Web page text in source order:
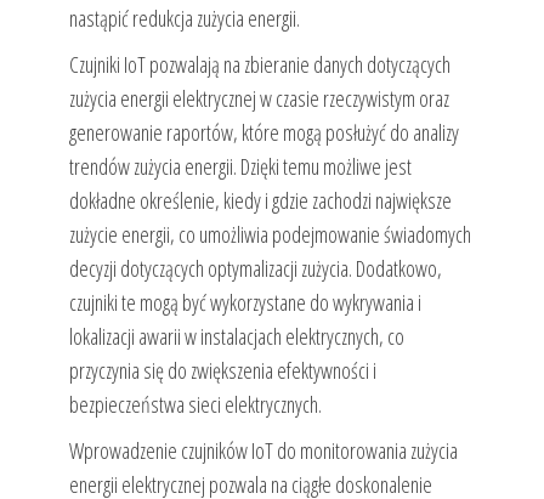
nastąpić redukcja zużycia energii.
Czujniki IoT pozwalają na zbieranie danych dotyczących
zużycia energii elektrycznej w czasie rzeczywistym oraz
generowanie raportów, które mogą posłużyć do analizy
trendów zużycia energii. Dzięki temu możliwe jest
dokładne określenie, kiedy i gdzie zachodzi największe
zużycie energii, co umożliwia podejmowanie świadomych
decyzji dotyczących optymalizacji zużycia. Dodatkowo,
czujniki te mogą być wykorzystane do wykrywania i
lokalizacji awarii w instalacjach elektrycznych, co
przyczynia się do zwiększenia efektywności i
bezpieczeństwa sieci elektrycznych.
Wprowadzenie czujników IoT do monitorowania zużycia
energii elektrycznej pozwala na ciągłe doskonalenie